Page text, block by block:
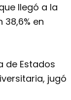
llegó a la
en
de Estados
jugó